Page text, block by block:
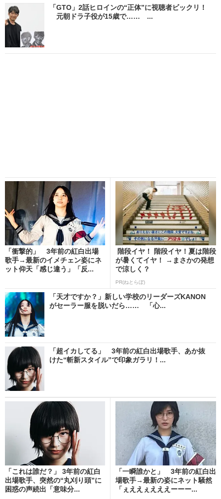
「GTO」2話ヒロインの“正体”に視聴者ビックリ！
元朝ドラ子役が15歳で…… ...
「衝撃的」 3年前の紅白出場
歌手→最新のイメチェン姿にネ
ット仰天「感じ違う」「反...
階段イヤ！ 階段イヤ！夏は階段
が暑くてイヤ！ →まさかの発想
で涼しく？
PR(ねとらぼ)
「天才ですか？」新しい学校のリーダーズKANON
がセーラー服を脱いだら…… 「心...
「超イカしてる」 3年前の紅白出場歌手、あか抜
けた“斬新スタイル”で印象ガラリ！...
「これは誰だ？」 3年前の紅白
出場歌手、突然の“丸刈り頭”に
困惑の声続出「意味分...
「一瞬誰かと」 3年前の紅白出
場歌手→最新の姿にネット騒然
「ぇええぇえええーーー...